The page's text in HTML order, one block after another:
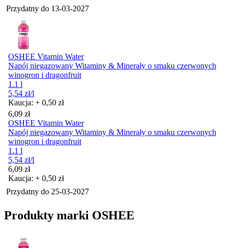
Przydatny do 13-03-2027
OSHEE Vitamin Water
Napój niegazowany Witaminy & Minerały o smaku czerwonych
winogron i dragonfruit
1.1 l
5,54 zł/l
Kaucja: + 0,50 zł
Cena
6,09 zł
OSHEE Vitamin Water
Napój niegazowany Witaminy & Minerały o smaku czerwonych
winogron i dragonfruit
1.1 l
5,54 zł/l
Cena
6,09 zł
Kaucja: + 0,50 zł
Przydatny do 25-03-2027
Produkty marki OSHEE